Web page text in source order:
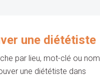
une diététiste
par lieu, mot-clé ou nom
une diététiste dans